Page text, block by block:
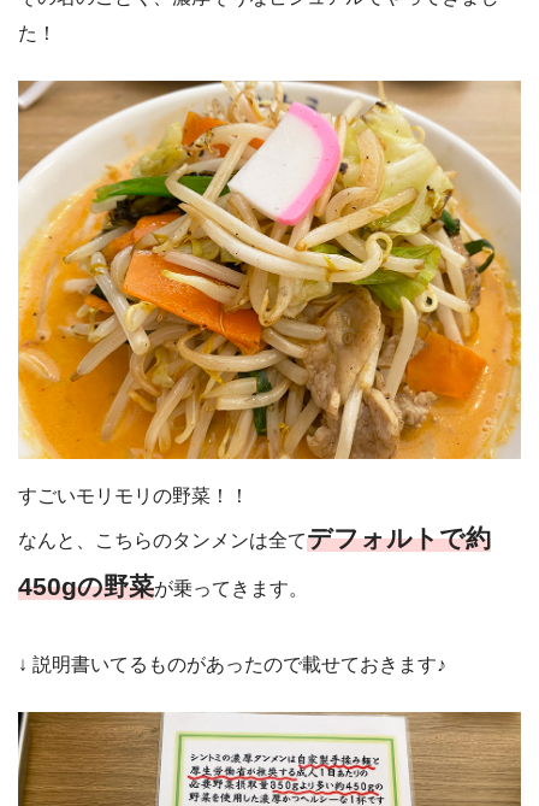
た！
すごいモリモリの野菜！！
なんと、こちらのタンメンは全てデフォルトで約
450gの野菜が乗ってきます。
↓ 説明書いてるものがあったので載せておきます♪